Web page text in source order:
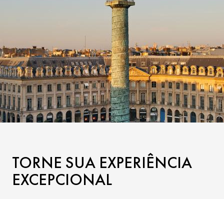
TORNE SUA EXPERIÊNCIA
EXCEPCIONAL